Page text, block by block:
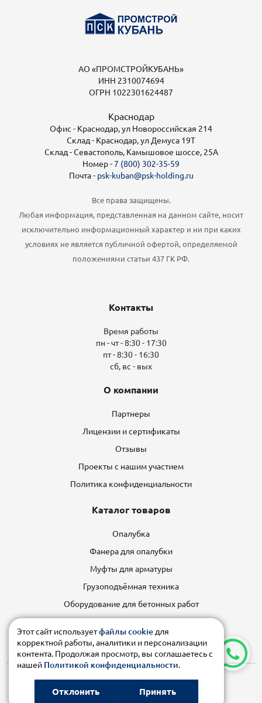
Этот сайт используетфайлы cookie для
корректной работы, аналитики и персонализации
контента. Продолжая просмотр, вы соглашаетесь с
нашей Политикой конфиденциальности.
Отклонить Принять
АО «ПРОМСТРОЙКУБАНЬ»
ИНН 2310074694
ОГРН 1022301624487
Краснодар
Офис - Краснодар, ул Новороссийская 214
Склад - Краснодар, ул Демуса 19Т
Склад - Севастополь, Камышовое шоссе, 25А
Номер -7 (800) 302-35-59
Почта - psk-kuban@psk-holding.ru
Все права защищены.
Любая информация, представленная на данном сайте, носит
исключительно информационный характер и ни при каких
условиях не является публичной офертой, определяемой
положениями статьи 437 ГК РФ.
Контакты
Время работы
пн - чт - 8:30 - 17:30
пт - 8:30 - 16:30
сб, вс - вых
О компании
Партнеры
Лицензии и сертификаты
Отзывы
Проекты с нашим участием
Политика конфиденциальности
Каталог товаров
Опалубка
Фанера для опалубки
Муфты для арматуры
Грузоподъёмная техника
Оборудование для бетонных работ
Строительное оборудование
© 2026 ПРОМСТРОЙКУБАНЬ
Карта сайта